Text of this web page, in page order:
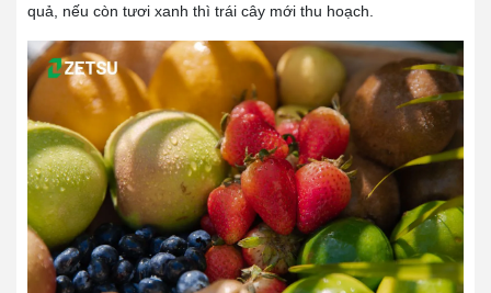
quả, nếu còn tươi xanh thì trái cây mới thu hoạch.